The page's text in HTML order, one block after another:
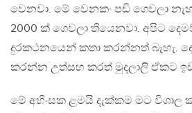
වෙනවා. මේ වෙනකං පඩි ගෙවලා
2000 ක් ගෙවලා තියෙනවා. අපිට
දුරකථනයෙන් කතා කරන්නත් බැහැ.
කරන්න උත්සහ කරත් මුදලාලි ඒකට ඉඩ
මේ අහිංසක ළමයි දැක්කම මට